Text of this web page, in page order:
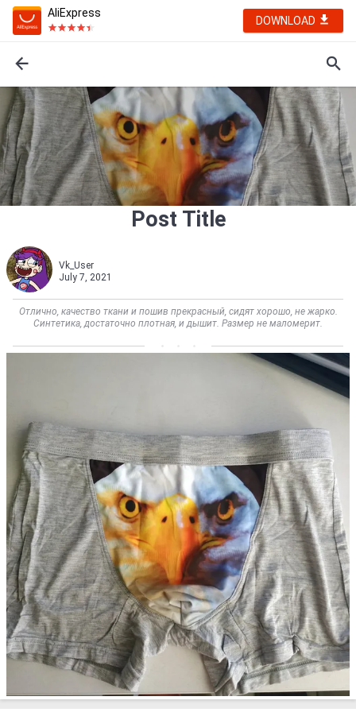
AliExpress
DOWNLOAD
Post Title
Vk_User
July 7, 2021
Отлично, качество ткани и пошив прекрасный, сидят хорошо, не жарко.
Синтетика, достаточно плотная, и дышит. Размер не маломерит.